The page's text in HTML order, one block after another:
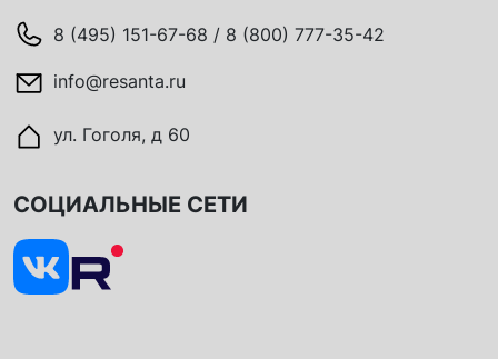
8 (495) 151-67-68 / 8 (800) 777-35-42
info@resanta.ru
ул. Гоголя, д 60
СОЦИАЛЬНЫЕ СЕТИ